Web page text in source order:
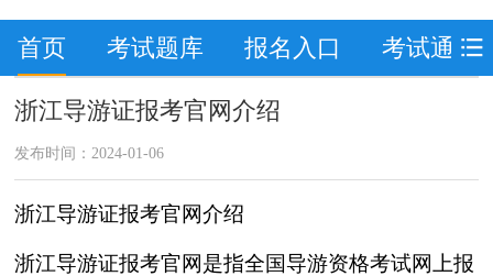
首页 考试题库 报名入口 考试通知
浙江导游证报考官网介绍
发布时间：2024-01-06
浙江导游证报考官网介绍
浙江导游证报考官网是指全国导游资格考试网上报